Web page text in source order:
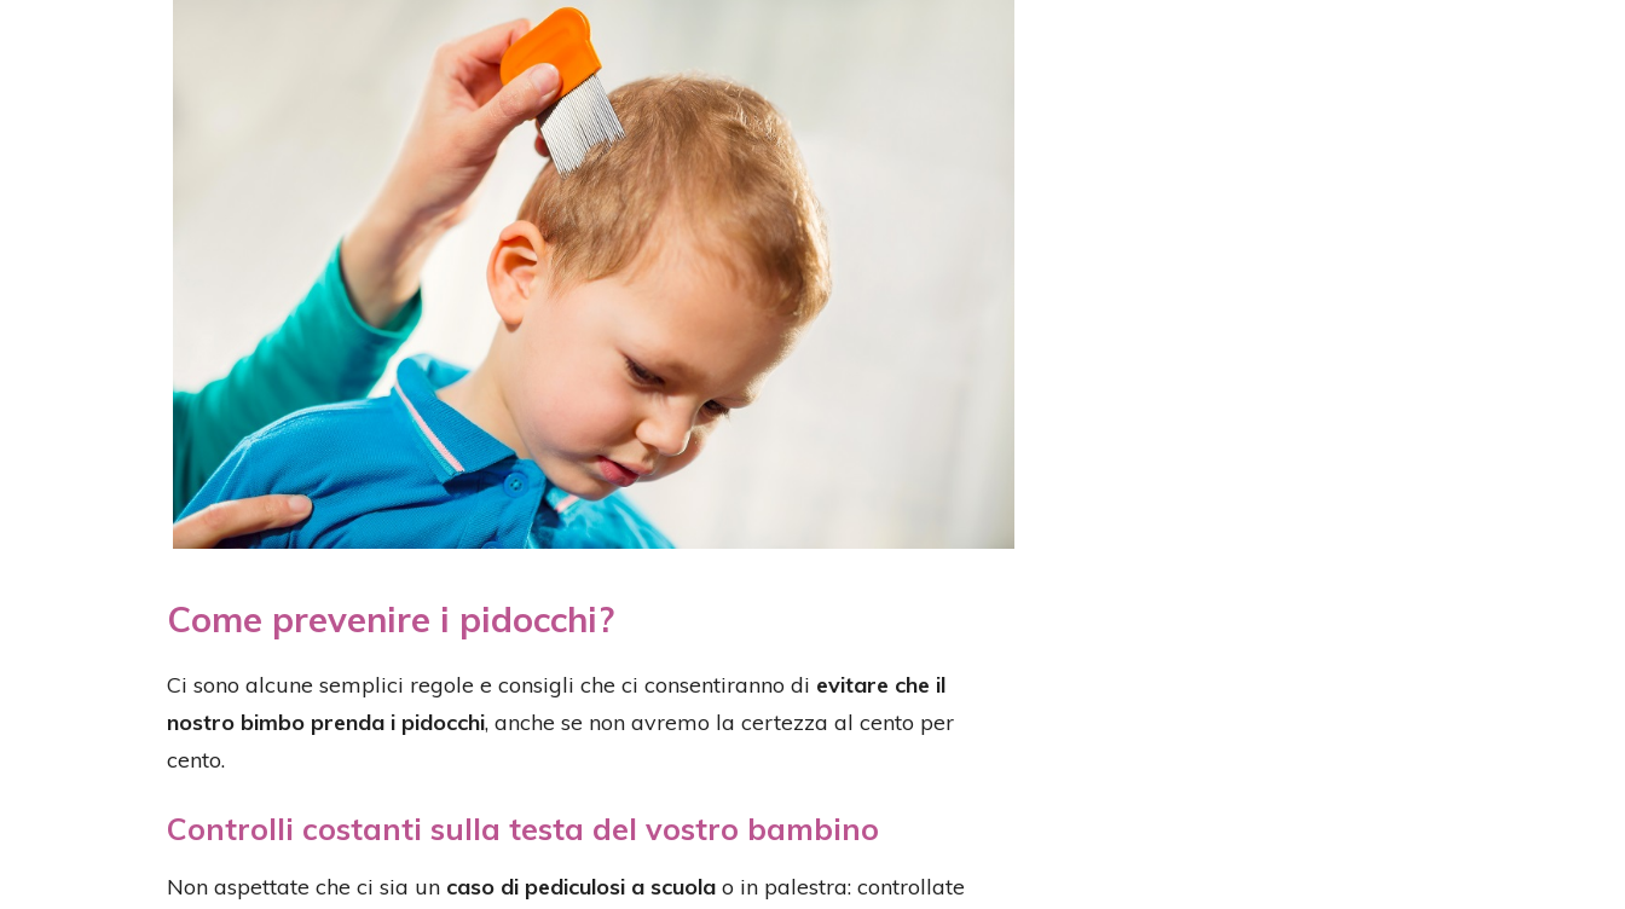
Come prevenire i pidocchi?
Ci sono alcune semplici regole e consigli che ci consentiranno di evitare che il
nostro bimbo prenda i pidocchi, anche se non avremo la certezza al cento per
cento.
Controlli costanti sulla testa del vostro bambino
Non aspettate che ci sia un caso di pediculosi a scuola o in palestra: controllate